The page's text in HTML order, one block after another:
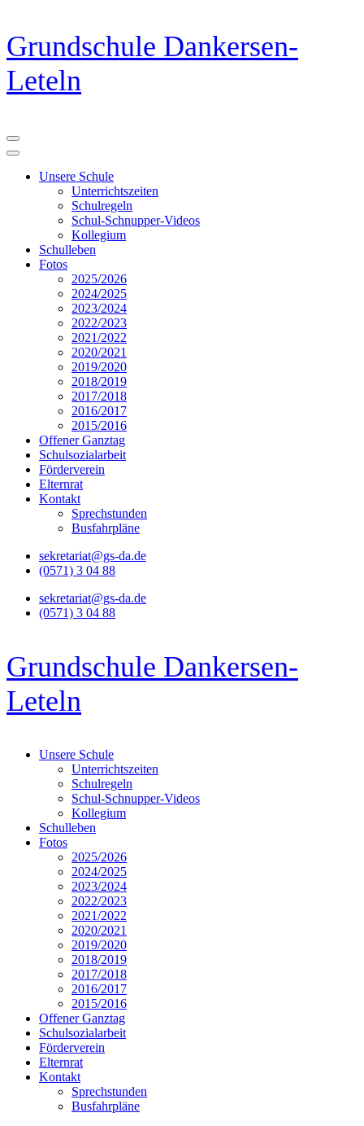
Zum
Inhalt
springen
(Eingabetaste
drücken)
Grundschule Dankersen-
Leteln
Unsere Schule
Unterrichtszeiten
Schulregeln
Schul-Schnupper-Videos
Kollegium
Schulleben
Fotos
2025/2026
2024/2025
2023/2024
2022/2023
2021/2022
2020/2021
2019/2020
2018/2019
2017/2018
2016/2017
2015/2016
Offener Ganztag
Schulsozialarbeit
Förderverein
Elternrat
Kontakt
Sprechstunden
Busfahrpläne
sekretariat@gs-da.de
(0571) 3 04 88
sekretariat@gs-da.de
(0571) 3 04 88
Grundschule Dankersen-
Leteln
Unsere Schule
Unterrichtszeiten
Schulregeln
Schul-Schnupper-Videos
Kollegium
Schulleben
Fotos
2025/2026
2024/2025
2023/2024
2022/2023
2021/2022
2020/2021
2019/2020
2018/2019
2017/2018
2016/2017
2015/2016
Offener Ganztag
Schulsozialarbeit
Förderverein
Elternrat
Kontakt
Sprechstunden
Busfahrpläne